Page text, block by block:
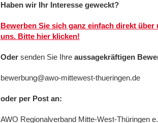
Haben wir Ihr Interesse geweckt?
Bewerben Sie sich ganz einfach direkt
uns. Bitte hier klicken!
Odersenden Sie Ihre aussagekräftigen
bewerbung@awo-mittewest-thueringen.de
oder per Post an:
AWO Regionalverband Mitte-West-Thüringen